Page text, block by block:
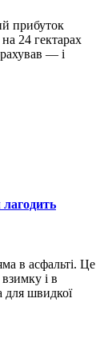
прибуток
24 гектарах
— і
в асфальті. Це
і в
для швидкої